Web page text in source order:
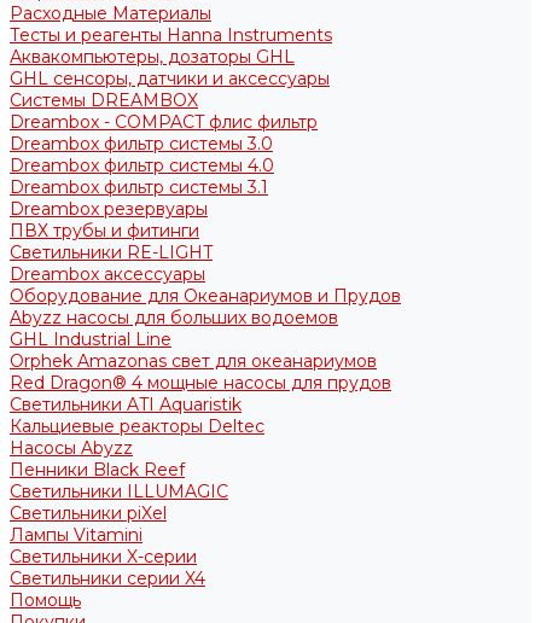
Расходные Материалы
Тесты и реагенты Hanna Instruments
Аквакомпьютеры, дозаторы GHL
GHL сенсоры, датчики и аксессуары
Системы DREAMBOX
Dreambox - COMPACT флис фильтр
Dreambox фильтр системы 3.0
Dreambox фильтр системы 4.0
Dreambox фильтр системы 3.1
Dreambox резервуары
ПВХ трубы и фитинги
Светильники RE-LIGHT
Dreambox аксессуары
Оборудование для Океанариумов и Прудов
Abyzz насосы для больших водоемов
GHL Industrial Line
Orphek Amazonas свет для океанариумов
Red Dragon® 4 мощные насосы для прудов
Светильники ATI Aquaristik
Кальциевые реакторы Deltec
Насосы Abyzz
Пенники Black Reef
Светильники ILLUMAGIC
Светильники piXel
Лампы Vitamini
Светильники X-серии
Светильники серии X4
Помощь